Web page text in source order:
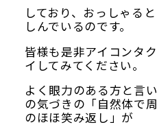
しており、おっしゃる
しんでいるのです。
皆様も是非アイコンタ
イしてみてください。
よく眼力のある方と言
の気づきの「自然体で
のほほ笑み返し」が